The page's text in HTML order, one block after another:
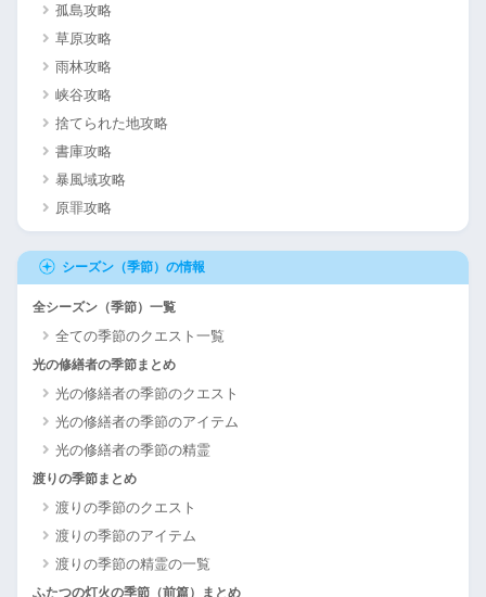
孤島攻略
草原攻略
雨林攻略
峡谷攻略
捨てられた地攻略
書庫攻略
暴風域攻略
原罪攻略
シーズン（季節）の情報
全シーズン（季節）一覧
全ての季節のクエスト一覧
光の修繕者の季節まとめ
光の修繕者の季節のクエスト
光の修繕者の季節のアイテム
光の修繕者の季節の精霊
渡りの季節まとめ
渡りの季節のクエスト
渡りの季節のアイテム
渡りの季節の精霊の一覧
ふたつの灯火の季節（前篇）まとめ